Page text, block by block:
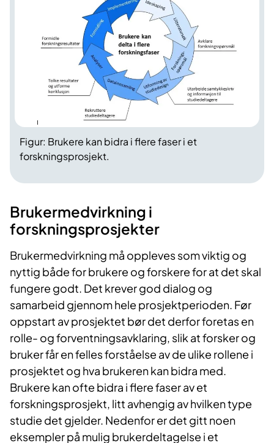
Figur: Brukere kan bidra i flere faser i et
forskningsprosjekt.
Brukermedvirkning i
forskningsprosjekter
Brukermedvirkning må oppleves som viktig og
nyttig både for brukere og forskere for at det skal
fungere godt. Det krever god dialog og
samarbeid gjennom hele prosjektperioden. Før
oppstart av prosjektet bør det derfor foretas en
rolle- og forventningsavklaring, slik at forsker og
bruker får en felles forståelse av de ulike rollene i
prosjektet og hva brukeren kan bidra med.
Brukere kan ofte bidra i flere faser av et
forskningsprosjekt, litt avhengig av hvilken type
studie det gjelder. Nedenfor er det gitt noen
eksempler på mulig brukerdeltagelse i et